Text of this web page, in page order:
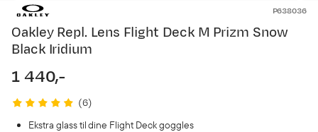
P638036
Oakley Repl. Lens Flight Deck M Prizm Snow
Black Iridium
price
1 440,-
(6)
Ekstra glass til dine Flight Deck goggles